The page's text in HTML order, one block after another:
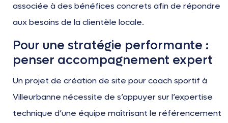
associée à des bénéfices concrets afin de répondre
aux besoins de la clientèle locale.
Pour une stratégie performante :
penser accompagnement expert
Un projet de création de site pour coach sportif à
Villeurbanne nécessite de s’appuyer sur l’expertise
technique d’une équipe maîtrisant le référencement